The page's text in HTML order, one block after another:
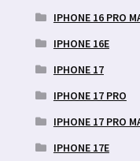
IPHONE 16 PRO
IPHONE 16E
IPHONE 17
IPHONE 17 PRO
IPHONE 17 PRO
IPHONE 17E